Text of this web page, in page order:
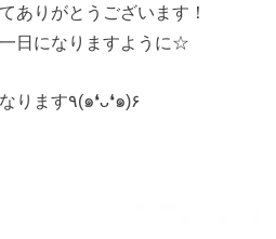
ありがとうございます！
日になりますように☆
あなたの応援がチカラになります٩(๑❛ᴗ❛๑)۶